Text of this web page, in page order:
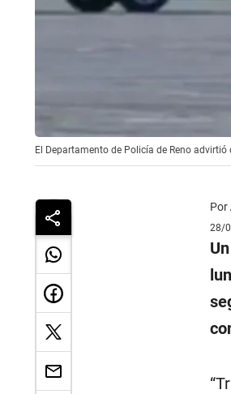
El Departamento de Policía de Reno
Por
28/
Un